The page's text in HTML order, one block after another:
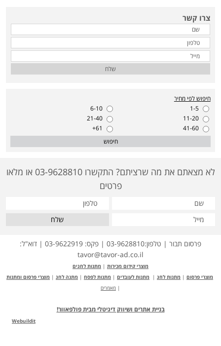
צרו קשר
שלח
חיפוש לפי מחיר
1-5
6-10
11-20
21-40
41-60
61+
חיפוש
לא מצאתם את מה שרציתם? התקשרו 03-9628810 או מלאו
פרטים
שלח
פרסום תבור | טלפון:03-9628810 | פקס: 03-9622919 | דוא"ל:
tavor@tavor-ad.co.il
מוצרי קידום מכירות | מתנות לחגים
מוצרי פרסום | מתנות לחג | מתנות לעובדים | מתנות לפסח | מתנה לחג | מוצרי פרסום ומתנות
| מאמרים
בניית אתרים ושיווק דיגיטלי מבית פולפאוור!
Webuildit